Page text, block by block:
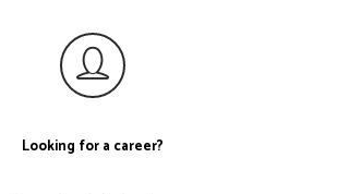
Looking for a career?